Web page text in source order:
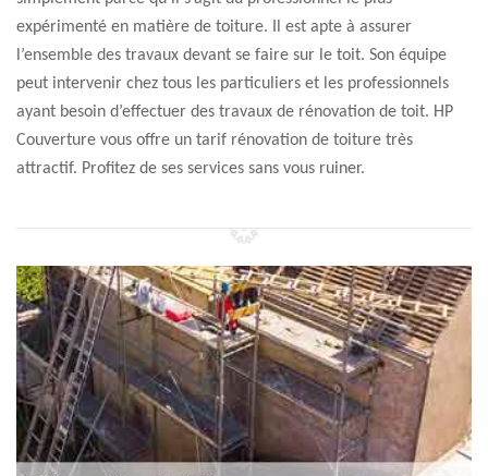
expérimenté en matière de toiture. Il est apte à assurer
l’ensemble des travaux devant se faire sur le toit. Son équipe
peut intervenir chez tous les particuliers et les professionnels
ayant besoin d’effectuer des travaux de rénovation de toit. HP
Couverture vous offre un tarif rénovation de toiture très
attractif. Profitez de ses services sans vous ruiner.